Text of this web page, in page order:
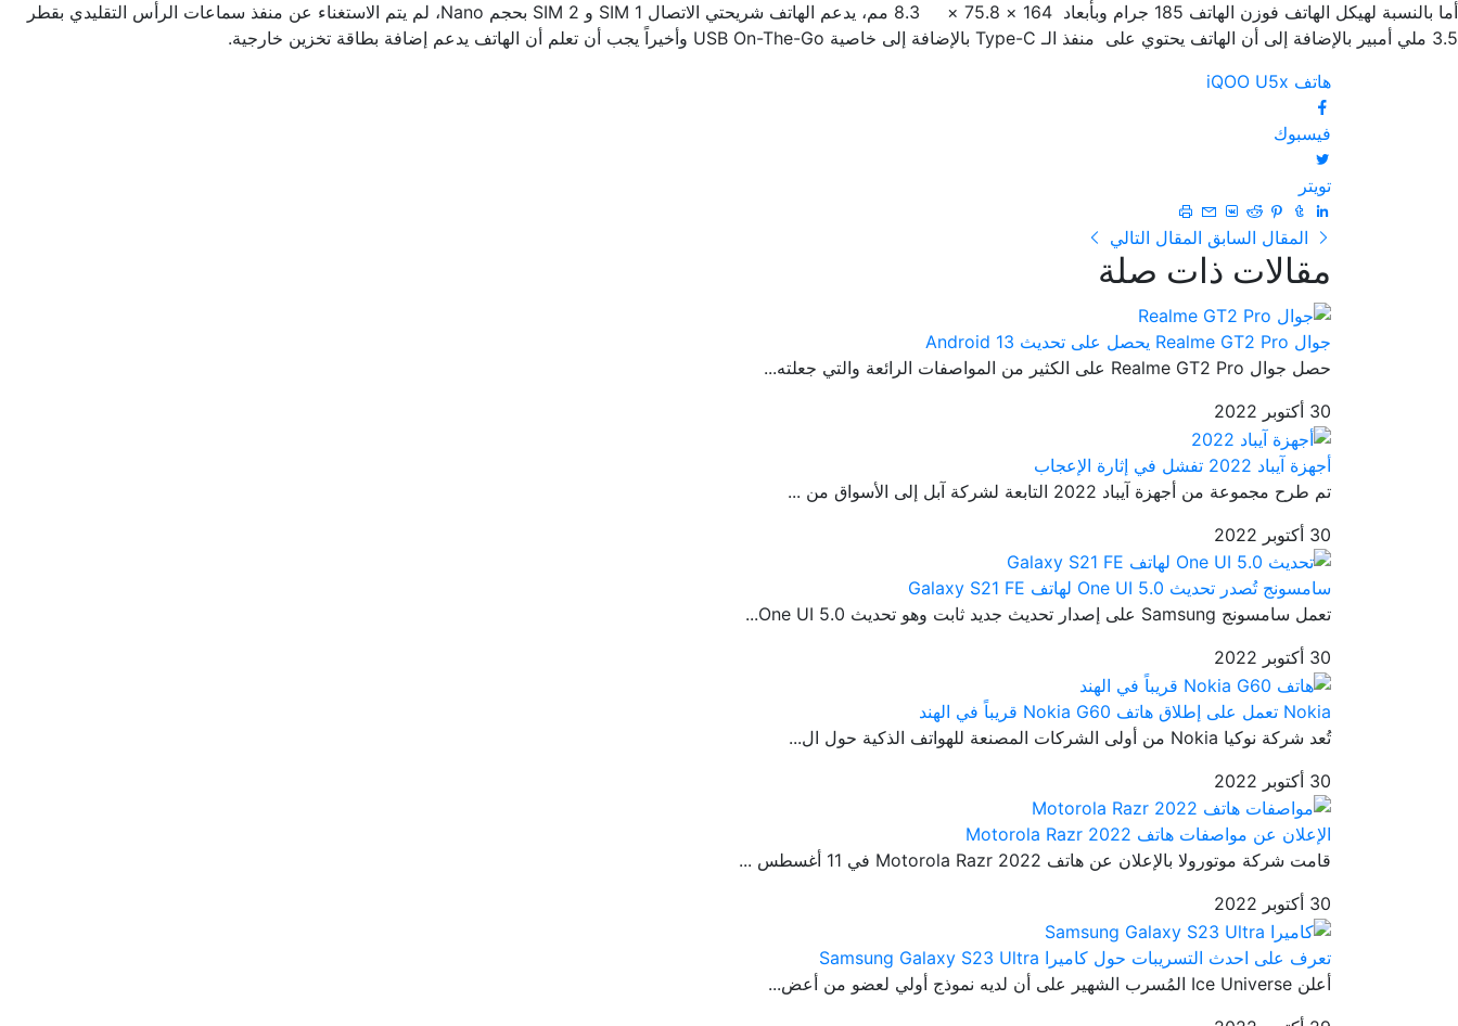
أما بالنسبة لهيكل الهاتف فوزن الهاتف 185 جرام وبأبعاد 164 × 75.8 × 8.3 مم، يدعم الهاتف شريحتي الاتصال SIM 1 و SIM 2 بحجم Nano، لم يتم الاستغناء عن منفذ سماعات الرأس التقليدي بقطر
3.5 ملي أمبير بالإضافة إلى أن الهاتف يحتوي على منفذ الـ Type-C بالإضافة إلى خاصية USB On-The-Go وأخيراً يجب أن تعلم أن الهاتف يدعم إضافة بطاقة تخزين خارجية.
هاتف iQOO U5x
فيسبوك
تويتر
المقال السابق المقال التالي
مقالات ذات صلة
جوال Realme GT2 Pro يحصل على تحديث Android 13
حصل جوال Realme GT2 Pro على الكثير من المواصفات الرائعة والتي جعلته...
30 أكتوبر 2022
أجهزة آيباد 2022 تفشل في إثارة الإعجاب
تم طرح مجموعة من أجهزة آيباد 2022 التابعة لشركة آبل إلى الأسواق من ...
30 أكتوبر 2022
سامسونج تُصدر تحديث One UI 5.0 لهاتف Galaxy S21 FE
تعمل سامسونج Samsung على إصدار تحديث جديد ثابت وهو تحديث One UI 5.0...
30 أكتوبر 2022
Nokia تعمل على إطلاق هاتف Nokia G60 قريباً في الهند
تُعد شركة نوكيا Nokia من أولى الشركات المصنعة للهواتف الذكية حول ال...
30 أكتوبر 2022
الإعلان عن مواصفات هاتف Motorola Razr 2022
قامت شركة موتورولا بالإعلان عن هاتف Motorola Razr 2022 في 11 أغسطس ...
30 أكتوبر 2022
تعرف على احدث التسريبات حول كاميرا Samsung Galaxy S23 Ultra
أعلن Ice Universe المُسرب الشهير على أن لديه نموذج أولي لعضو من أعض...